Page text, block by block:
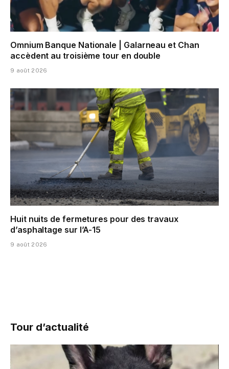
Omnium Banque Nationale | Galarneau et Chan
accèdent au troisième tour en double
9 août 2026
Huit nuits de fermetures pour des travaux
d’asphaltage sur l’A-15
9 août 2026
Tour d’actualité